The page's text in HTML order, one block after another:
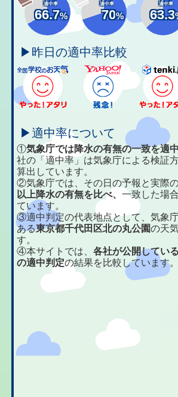
適中率
66.7%
適中率
70%
適中率
63.3
▶昨日の適中率比較
▶適中率について
①気象庁では降水の有無の一致を適
社の「適中率」は気象庁による検証
算出しています。
②気象庁では、その日の予報と実際
以上降水の有無を比べ、一致した場
ています。
③適中判定の代表地点として、気象
ある東京都千代田区北の丸公園の天
す。
④本サイトでは、各社が公開してい
の適中判定の結果を比較しています。